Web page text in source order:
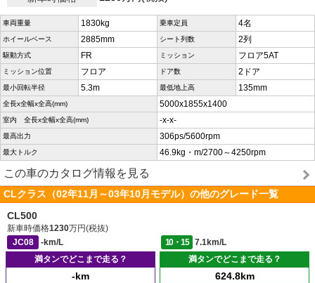
車両重量 1830kg 乗車定員 4名
ホイールベース 2885mm シート列数 2列
駆動方式 FR ミッション フロア5AT
ミッション位置 フロア ドア数 2ドア
最小回転半径 5.3m 最低地上高 135mm
全長x全幅x全高(mm) 5000x1855x1400
室内 全長x全幅x全高(mm) -x-x-
最高出力 306ps/5600rpm
最大トルク 46.9kg・m/2700～4250rpm
この車のカタログ情報を見る
CLクラス（02年11月～03年10月モデル）の他のグレード一覧
CL500
新車時価格1230万円(税抜)
JC08
-km/L 10・15
7.1km/L
満タンでどこまで走る？
-km
満タンでどこまで走る？
624.8km